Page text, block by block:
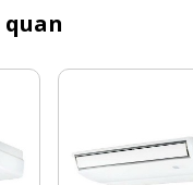
quan